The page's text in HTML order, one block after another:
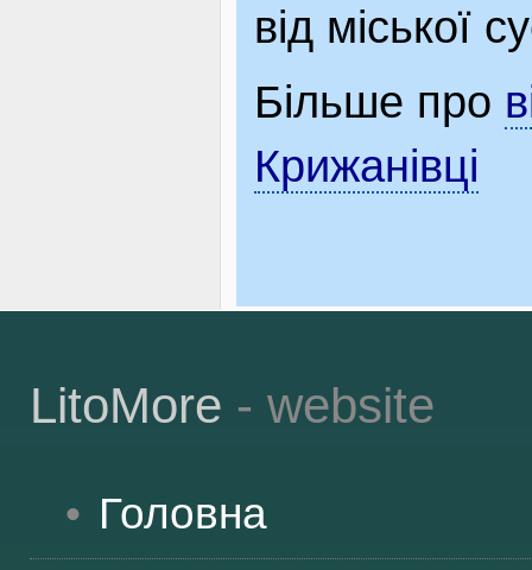
від міської
Більше про
Крижанівці
LitoMore - website
Головна